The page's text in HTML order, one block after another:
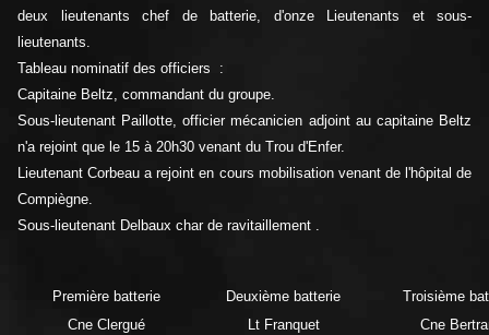
deux lieutenants chef de batterie, d'onze Lieutenants et sous-
lieutenants.
Tableau nominatif des officiers :
Capitaine Beltz, commandant du groupe.
Sous-lieutenant Paillotte, officier mécanicien adjoint au capitaine Beltz
n'a rejoint que le 15 à 20h30 venant du Trou d'Enfer.
Lieutenant Corbeau a rejoint en cours mobilisation venant de l'hôpital de
Compiègne.
Sous-lieutenant Delbaux char de ravitaillement .
Première batterie Deuxième batterie
Troisième
Cne Clergué
Lt Franquet
Cne